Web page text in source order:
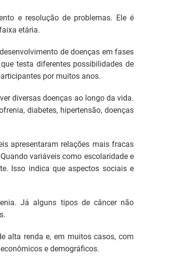
e resolução de problemas. Ele é
etária.
de doenças em fases
testa diferentes possibilidades de
por muitos anos.
diversas doenças ao longo da vida.
diabetes, hipertensão, doenças
apresentaram relações mais fracas
variáveis como escolaridade e
Isso indica que aspectos sociais e
Já alguns tipos de câncer não
alta renda e, em muitos casos, com
e demográficos.